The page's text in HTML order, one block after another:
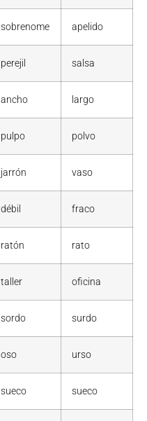
sobrenome apelido
perejil salsa
ancho largo
pulpo polvo
jarrón vaso
débil fraco
ratón rato
taller oficina
sordo surdo
oso urso
sueco sueco